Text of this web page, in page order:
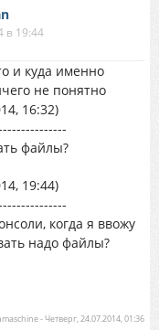
в 19:44
и куда именно
не понятно
16:32)
файлы?
19:44)
когда я ввожу
надо файлы?
-Четверг, 24.07.2014, 01:36